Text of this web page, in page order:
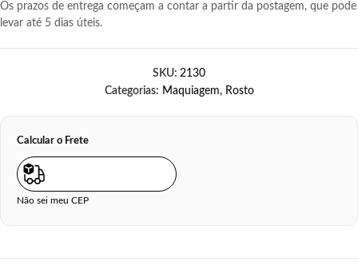
Os prazos de entrega começam a contar a partir da postagem, que pode
levar até 5 dias úteis.
SKU: 2130
Categorias: Maquiagem, Rosto
Calcular o Frete
Não sei meu CEP